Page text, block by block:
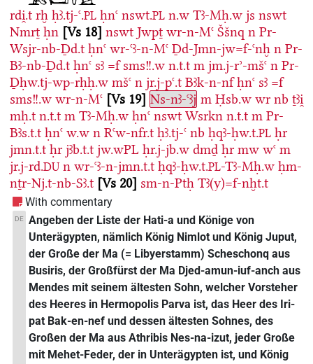
rdi̯.t rḫ ḥꜣ.tj-ꜥ.PL ḥnꜥ nswt.PL n.w Tꜣ-Mḥ.w js nswt
Nmrṯ ḥn Vs 18 nswt Jwpṯ wr-n-Mꜥ Ššnq n Pr-
Wsjr-nb-Ḏd.t ḥnꜥ wr-ꜥꜣ-n-Mꜥ Ḏd-Jmn-jw=f-ꜥnḫ n Pr-
Bꜣ-nb-Ḏd.t ḥnꜥ sꜣ =f sms!!.w n.t.t m jm.j-rʾ-mšꜥ n Pr-
Ḏḥw.tj-wp-rḥḥ.w mšꜥ n jr.j-pꜥ.t Bꜣk-n-nf ḥnꜥ sꜣ =f
sms!!.w wr-n-Mꜥ Vs 19 Ns-nꜣ-ꜥꜣj m Ḥsb.w wr nb ṯꜣi̯
mḥ.t n.t.t m Tꜣ-Mḥ.w ḥnꜥ nswt Wsrkn n.t.t m Pr-
Bꜣs.t.t ḥnꜥ w.w n Rꜥw-nfr.t ḥꜣ.tj-ꜥ nb ḥqꜣ-ḥw.t.PL ḥr
jmn.t.t ḥr jꜣb.t.t jw.wPL ḥr.j-jb.w dmḏ ḥr mw wꜥ m
jr.j-rd.DU n wr-ꜥꜣ-n-jmn.t.t ḥqꜣ-ḥw.t.PL-Tꜣ-Mḥ.w ḥm-
nṯr-Nj.t-nb-Sꜣ.t Vs 20 sm-n-Ptḥ Tꜣ(y)=f-nḫt.t
With commentary
DE Angeben der Liste der Hati-a und Könige von
Unterägypten, nämlich König Nimlot und König Juput,
der Große der Ma (= Libyerstamm) Scheschonq aus
Busiris, der Großfürst der Ma Djed-amun-iuf-anch aus
Mendes mit seinem ältesten Sohn, welcher Vorsteher
des Heeres in Hermopolis Parva ist, das Heer des Iri-
pat Bak-en-nef und dessen ältesten Sohnes, des
Großen der Ma aus Athribis Nes-na-izut, jeder Große
mit Mehet-Feder, der in Unterägypten ist, und König